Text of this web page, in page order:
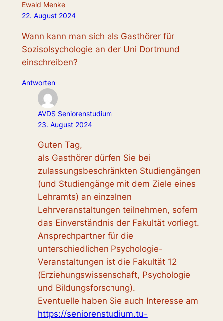
Ewald Menke
22. August 2024
Wann kann man sich als Gasthörer für
Sozisolsychologie an der Uni Dortmund
einschreiben?
Antworten
AVDS Seniorenstudium
23. August 2024
Guten Tag,
als Gasthörer dürfen Sie bei
zulassungsbeschränkten Studiengängen
(und Studiengänge mit dem Ziele eines
Lehramts) an einzelnen
Lehrveranstaltungen teilnehmen, sofern
das Einverständnis der Fakultät vorliegt.
Ansprechpartner für die
unterschiedlichen Psychologie-
Veranstaltungen ist die Fakultät 12
(Erziehungswissenschaft, Psychologie
und Bildungsforschung).
Eventuelle haben Sie auch Interesse am
https://seniorenstudium.tu-